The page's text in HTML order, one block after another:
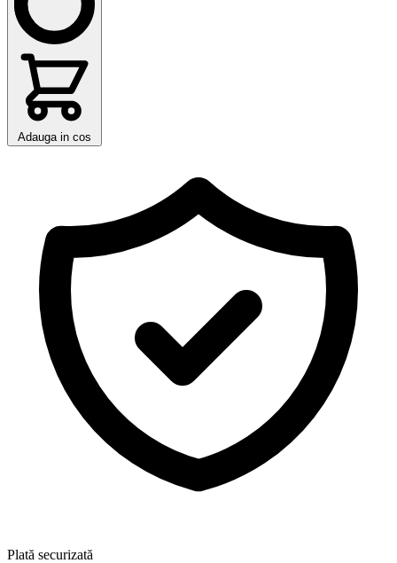
Adauga in cos
Plată securizată